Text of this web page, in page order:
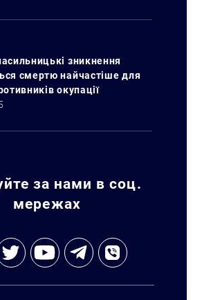
зникнення
смертю найчастіше для
окупації
за нами в соц.
мережах